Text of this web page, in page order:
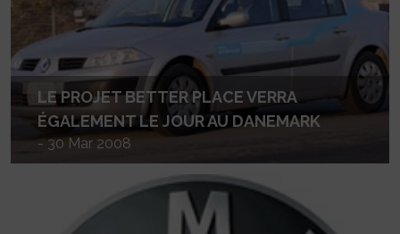
LE PROJET BETTER PLACE VERRA
ÉGALEMENT LE JOUR AU DANEMARK
- 30 Mar 2008